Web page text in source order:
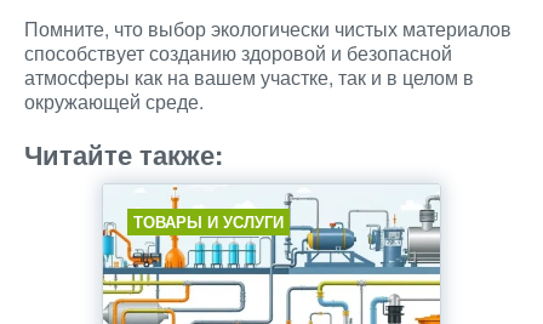
Помните, что выбор экологически чистых материалов
способствует созданию здоровой и безопасной
атмосферы как на вашем участке, так и в целом в
окружающей среде.
Читайте также:
ТОВАРЫ И УСЛУГИ